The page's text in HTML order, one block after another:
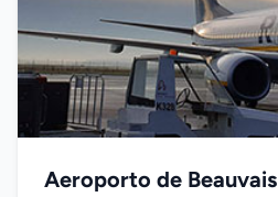
Aeroporto de Beauvais